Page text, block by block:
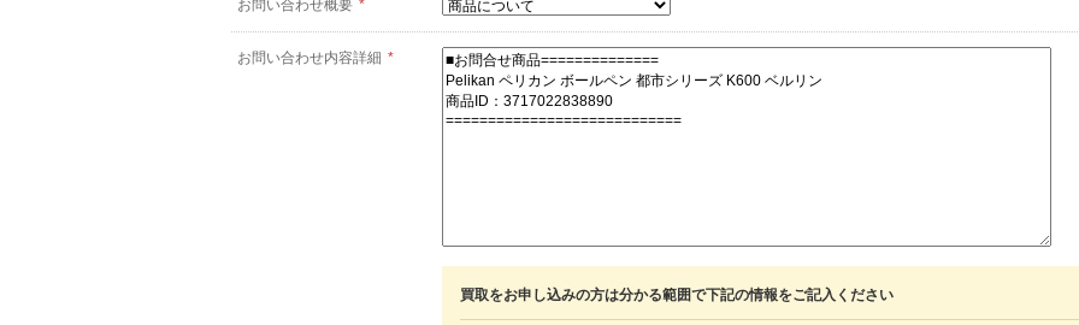
お問い合わせ概要 *
お問い合わせ内容詳細 *
買取をお申し込みの方は分かる範囲で下記の情報をご記入ください